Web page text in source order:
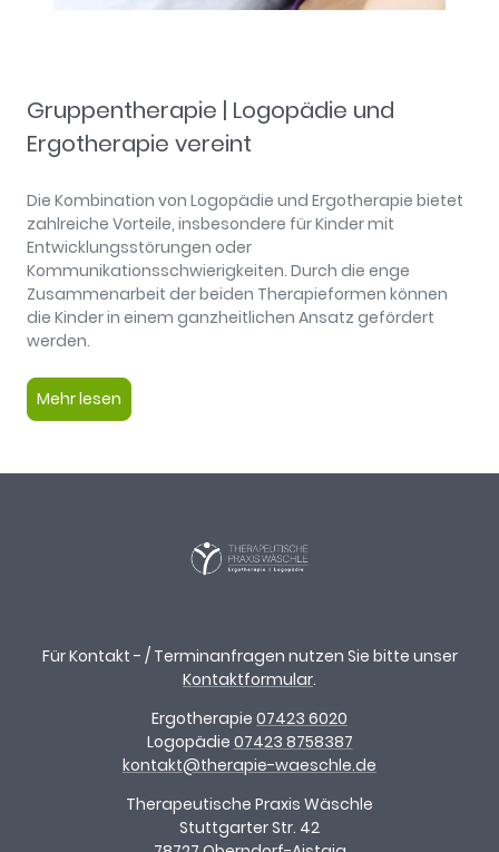
Gruppentherapie | Logopädie und
Ergotherapie vereint
Die Kombination von Logopädie und Ergotherapie bietet
zahlreiche Vorteile, insbesondere für Kinder mit
Entwicklungsstörungen oder
Kommunikationsschwierigkeiten. Durch die enge
Zusammenarbeit der beiden Therapieformen können
die Kinder in einem ganzheitlichen Ansatz gefördert
werden.
Mehr lesen
Für Kontakt - / Terminanfragen nutzen Sie bitte unser
Kontaktformular.
Ergotherapie 07423 6020
Logopädie 07423 8758387
kontakt@therapie-waeschle.de
Therapeutische Praxis Wäschle
Stuttgarter Str. 42